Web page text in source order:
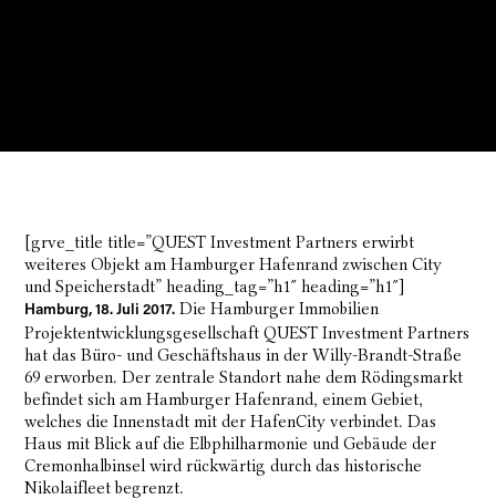
[grve_title title=”QUEST Investment Partners erwirbt
weiteres Objekt am Hamburger Hafenrand zwischen City
und Speicherstadt” heading_tag=”h1″ heading=”h1″]
Hamburg, 18. Juli 2017. Die Hamburger Immobilien
Projektentwicklungsgesellschaft QUEST Investment Partners
hat das Büro- und Geschäftshaus in der Willy-Brandt-Straße
69 erworben. Der zentrale Standort nahe dem Rödingsmarkt
befindet sich am Hamburger Hafenrand, einem Gebiet,
welches die Innenstadt mit der HafenCity verbindet. Das
Haus mit Blick auf die Elbphilharmonie und Gebäude der
Cremonhalbinsel wird rückwärtig durch das historische
Nikolaifleet begrenzt.